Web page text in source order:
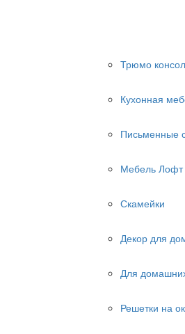
Трюмо
Кухонная
Письменные
Мебель Лофт
Скамейки
Декор для
Для
Решетки на